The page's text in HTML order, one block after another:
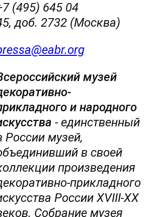
(495) 645 04
доб. 2732 (Москва)
музей
и народного
- единственный
России музей,
в своей
произведения
прикладного
России XVIII-XX
Собрание музея